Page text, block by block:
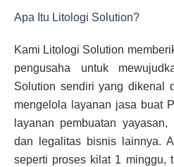
Apa Itu Litologi Solution?
Kami Litologi Solution
pengusaha untuk
Solution sendiri yang dikenal
mengelola layanan jasa buat
layanan pembuatan
dan legalitas bisnis lainnya.
seperti proses kilat 1 minggu,